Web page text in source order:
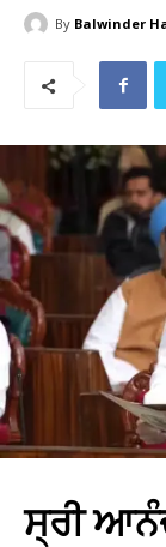
By Balwinder
ਸ੍ਰੀ